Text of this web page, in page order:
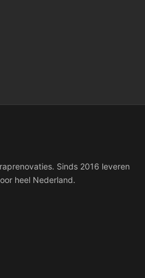
Sinds 2016 leveren
heel Nederland.